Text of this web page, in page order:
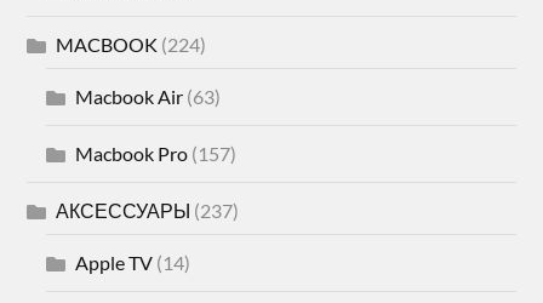
MACBOOK (224)
Macbook Air (63)
Macbook Pro (157)
АКСЕССУАРЫ (237)
Apple TV (14)